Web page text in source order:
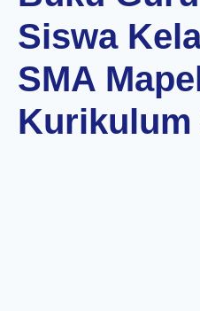
Siswa
SMA
Kurikulum